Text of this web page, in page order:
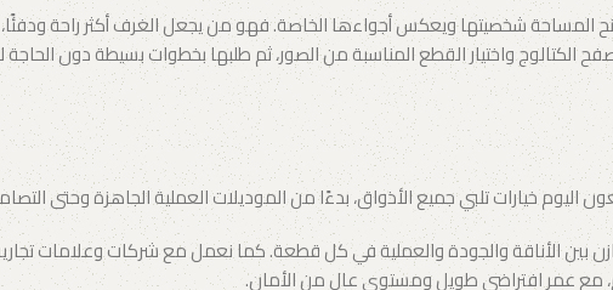
شخصيتها ويعكس أجواءها الخاصة. فهو من يجعل الغرف أكثر راحة ودفئًا،
الكتالوج واختيار القطع المناسبة من الصور، ثم طلبها بخطوات بسيطة دون
خيارات تلبي جميع الأذواق، بدءًا من الموديلات العملية الجاهزة وحتى
بين الأناقة والجودة والعملية في كل قطعة. كما نعمل مع شركات وعلامات تجارية
مع عمر افتراضي طويل ومستوى عالٍ من الأمان.